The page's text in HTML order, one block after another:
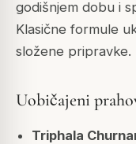
godišnjem dobu i
Klasične formule
složene pripravke.
Uobičajeni
Triphala